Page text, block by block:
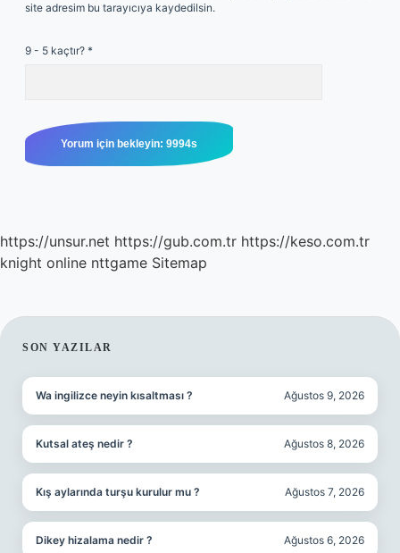
site adresim bu tarayıcıya kaydedilsin.
9 - 5 kaçtır? *
https://unsur.net https://gub.com.tr https://keso.com.tr
knight online nttgame Sitemap
SIDEBAR
SON YAZILAR
Wa ingilizce neyin kısaltması ? Ağustos 9, 2026
Kutsal ateş nedir ? Ağustos 8, 2026
Kış aylarında turşu kurulur mu ? Ağustos 7, 2026
Dikey hizalama nedir ? Ağustos 6, 2026